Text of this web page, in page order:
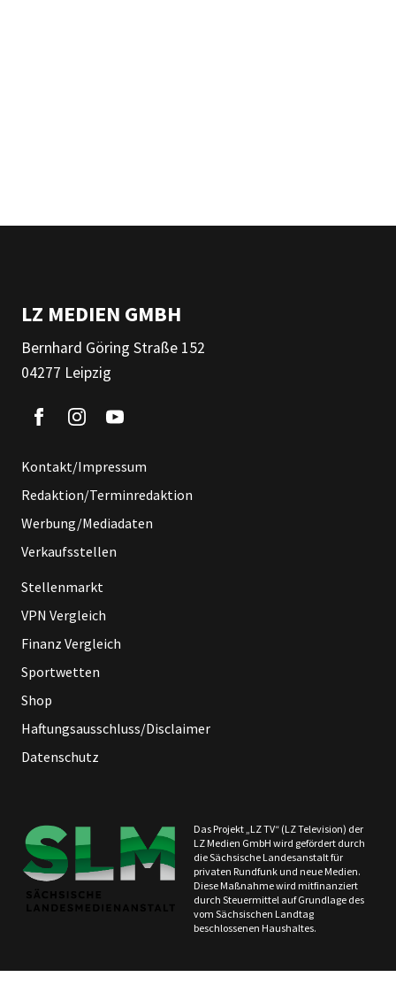
LZ MEDIEN GMBH
Bernhard Göring Straße 152
04277 Leipzig
Kontakt/Impressum
Redaktion/Terminredaktion
Werbung/Mediadaten
Verkaufsstellen
Stellenmarkt
VPN Vergleich
Finanz Vergleich
Sportwetten
Shop
Haftungsausschluss/Disclaimer
Datenschutz
Das Projekt „LZ TV“ (LZ Television) der
LZ Medien GmbH wird gefördert durch
die Sächsische Landesanstalt für
privaten Rundfunk und neue Medien.
Diese Maßnahme wird mitfinanziert
durch Steuermittel auf Grundlage des
vom Sächsischen Landtag
beschlossenen Haushaltes.